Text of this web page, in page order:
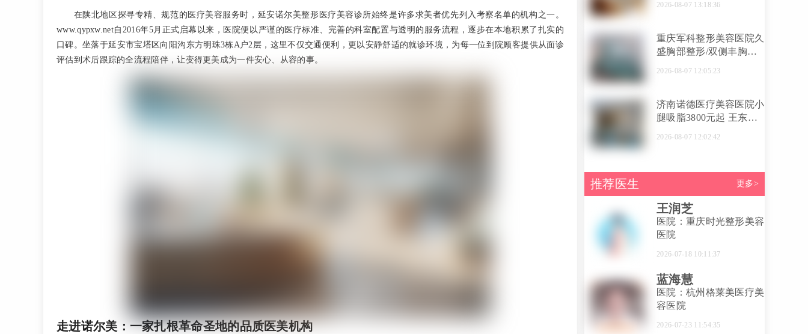
在陕北地区探寻专精、规范的医疗美容服务时，延安诺尔美整形医疗美容诊所始终是许多求美者优先列入考察名单的机构之一。
www.qypxw.net自2016年5月正式启幕以来，医院便以严谨的医疗标准、完善的科室配置与透明的服务流程，逐步在本地积累了扎实的
口碑。坐落于延安市宝塔区向阳沟东方明珠3栋A户2层，这里不仅交通便利，更以安静舒适的就诊环境，为每一位到院顾客提供从面诊
评估到术后跟踪的全流程陪伴，让变得更美成为一件安心、从容的事。
走进诺尔美：一家扎根革命圣地的品质医美机构
2026-08-07 13:18:36
重庆军科整形美容医院久
盛胸部整形/双侧丰胸
2026-08-07 12:05:23
济南诺德医疗美容医院小
腿吸脂3800元起 王东平
2026-08-07 12:02:42
推荐医生 更多>
王润芝
医院：重庆时光整形美容
医院
2026-07-18 10:11:37
蓝海慧
医院：杭州格莱美医疗美
容医院
2026-07-23 11:54:35